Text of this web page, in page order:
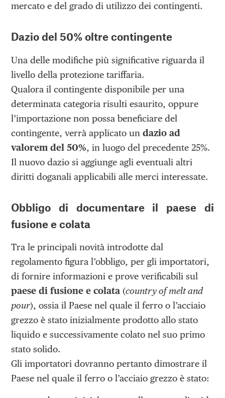
mercato e del grado di utilizzo dei contingenti.
Dazio del 50% oltre contingente
Una delle modifiche più significative riguarda il
livello della protezione tariffaria.
Qualora il contingente disponibile per una
determinata categoria risulti esaurito, oppure
l’importazione non possa beneficiare del
contingente, verrà applicato undazio ad
valorem del 50%, in luogo del precedente 25%.
Il nuovo dazio si aggiunge agli eventuali altri
diritti doganali applicabili alle merci interessate.
Obbligo di documentare il paese di
fusione e colata
Tra le principali novità introdotte dal
regolamento figura l’obbligo, per gli importatori,
di fornire informazioni e prove verificabili sul
paese di fusione e colata (country of melt and
pour), ossia il Paese nel quale il ferro o l’acciaio
grezzo è stato inizialmente prodotto allo stato
liquido e successivamente colato nel suo primo
stato solido.
Gli importatori dovranno pertanto dimostrare il
Paese nel quale il ferro o l’acciaio grezzo è stato: